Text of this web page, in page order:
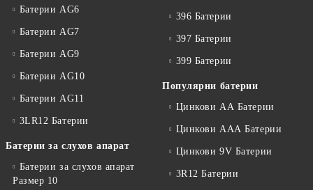
Батерии AG6
Батерии AG7
Батерии AG9
Батерии AG10
Батерии AG11
3LR12 Батерии
Батерии за слухов апарат
Батерии за слухов апарат
Размер 10
396 Батерии
397 Батерии
399 Батерии
Популярни батерии
Цинкови АА Батерии
Цинкови ААА Батерии
Цинкови 9V Батерии
3R12 Батерии